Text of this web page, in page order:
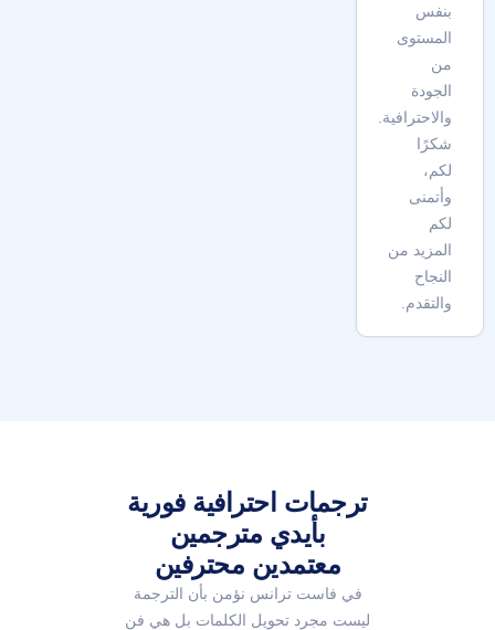
بنفس
المستوى
من
الجودة
والاحترافية.
شكرًا
لكم،
وأتمنى
لكم
المزيد من
النجاح
والتقدم.
ترجمات احترافية فورية
بأيدي مترجمين
معتمدين محترفين
في فاست ترانس نؤمن بأن الترجمة
ليست مجرد تحويل الكلمات بل هي فن